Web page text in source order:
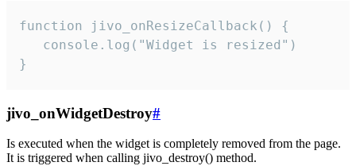
function jivo_onResizeCallback() {
   console.log("Widget is resized")
}
jivo_onWidgetDestroy#
Is executed when the widget is completely removed from the page.
It is triggered when calling jivo_destroy() method.